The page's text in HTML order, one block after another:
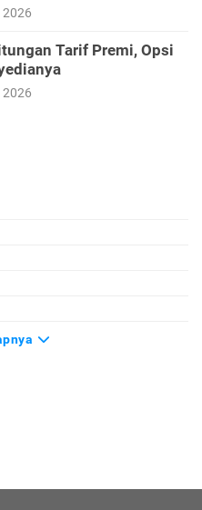
2026
Tarif Premi, Opsi
2026